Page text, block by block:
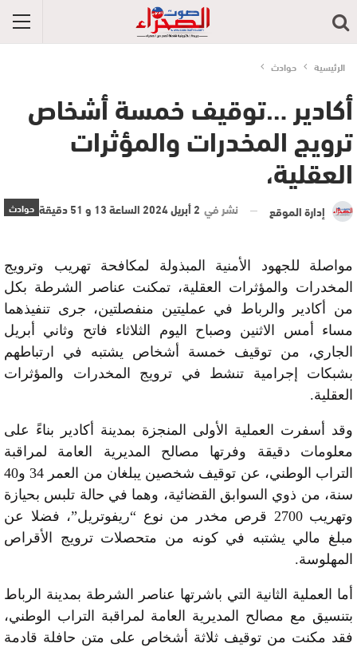
الرئيسية حوادث
أكادير …توقيف خمسة أشخاص
ترويج المخدرات والمؤثرات
العقلية،
حوادث إدارة الموقع نشر في 2 أبريل 2024 الساعة 13 و 51 دقيقة
مواصلة للجهود الأمنية المبذولة لمكافحة تهريب وترويج
المخدرات والمؤثرات العقلية، تمكنت عناصر الشرطة بكل
من أكادير والرباط في عمليتين منفصلتين، جرى تنفيذهما
مساء أمس الاثنين وصباح اليوم الثلاثاء فاتح وثاني أبريل
الجاري، من توقيف خمسة أشخاص يشتبه في ارتباطهم
بشبكات إجرامية تنشط في ترويج المخدرات والمؤثرات
العقلية.
وقد أسفرت العملية الأولى المنجزة بمدينة أكادير بناءً على
معلومات دقيقة وفرتها مصالح المديرية العامة لمراقبة
التراب الوطني، عن توقيف شخصين يبلغان من العمر 34 و40
سنة، من ذوي السوابق القضائية، وهما في حالة تلبس بحيازة
وتهريب 2700 قرص مخدر من نوع “ريفوتريل”، فضلا عن
مبلغ مالي يشتبه في كونه من متحصلات ترويج الأقراص
المهلوسة.
أما العملية الثانية التي باشرتها عناصر الشرطة بمدينة الرباط
بتنسيق مع مصالح المديرية العامة لمراقبة التراب الوطني،
فقد مكنت من توقيف ثلاثة أشخاص على متن حافلة قادمة